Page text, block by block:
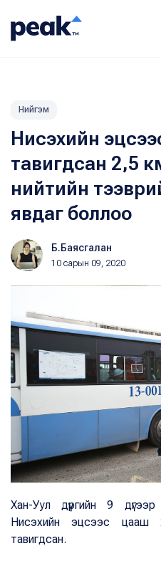
Нийгэм
Нисэхийн
тавигдсан 2,5
нийтийн
явдаг боллоо
Б.Баясгалан
10 сарын 09, 2020
Хан-Уул дүүргийн 9
Нисэхийн эцсээс
тавигдсан.